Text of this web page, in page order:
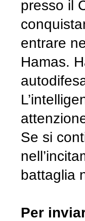
presso il
entrare
Hamas.
Se si
battaglia
Per